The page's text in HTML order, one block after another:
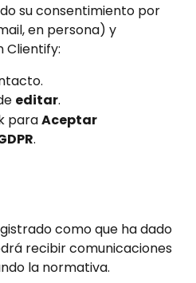
su consentimiento por
en persona) y
Clientify:
editar.
para Aceptar
.
como que ha dado
recibir comunicaciones
la normativa.